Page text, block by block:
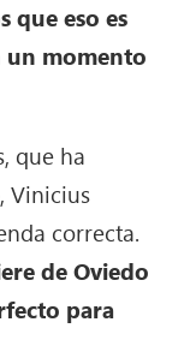
que eso es
un momento
que ha
Vinicius
correcta.
de Oviedo
para